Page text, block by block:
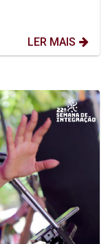
LER MAIS